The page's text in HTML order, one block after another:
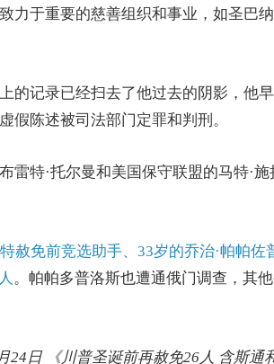
力于重要的慈善组织和事业，如圣巴
的记录已经扫去了他过去的阴影，他
假陈述被司法部门定罪和判刑。
雷特·托尔曼和美国保守联盟的马特·
赦免前竞选助手、33岁的乔治·帕帕佐
。帕帕多普洛斯也遭通俄门调查，其
24日 《川普圣诞前再赦免26人 含斯通